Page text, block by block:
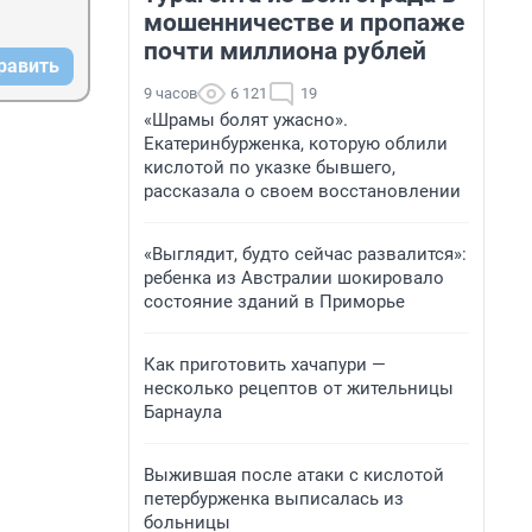
мошенничестве и пропаже
почти миллиона рублей
9 часов 6 121 19
«Шрамы болят ужасно».
Екатеринбурженка, которую облили
кислотой по указке бывшего,
рассказала о своем восстановлении
«Выглядит, будто сейчас развалится»:
ребенка из Австралии шокировало
состояние зданий в Приморье
Как приготовить хачапури —
несколько рецептов от жительницы
Барнаула
Выжившая после атаки с кислотой
петербурженка выписалась из
больницы